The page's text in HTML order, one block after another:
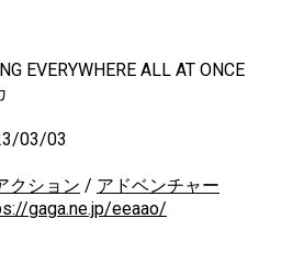
EVERYWHERE ALL AT ONCE
03/03
クション / アドベンチャー
gaga.ne.jp/eeaao/